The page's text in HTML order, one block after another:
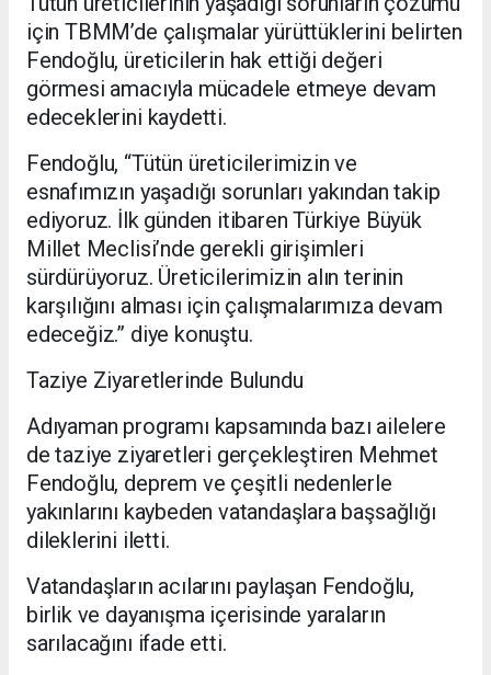
için TBMM’de çalışmalar yürüttüklerini belirten
Fendoğlu, üreticilerin hak ettiği değeri
görmesi amacıyla mücadele etmeye devam
edeceklerini kaydetti.
Fendoğlu, “Tütün üreticilerimizin ve
esnafımızın yaşadığı sorunları yakından takip
ediyoruz. İlk günden itibaren Türkiye Büyük
Millet Meclisi’nde gerekli girişimleri
sürdürüyoruz. Üreticilerimizin alın terinin
karşılığını alması için çalışmalarımıza devam
edeceğiz.” diye konuştu.
Taziye Ziyaretlerinde Bulundu
Adıyaman programı kapsamında bazı ailelere
de taziye ziyaretleri gerçekleştiren Mehmet
Fendoğlu, deprem ve çeşitli nedenlerle
yakınlarını kaybeden vatandaşlara başsağlığı
dileklerini iletti.
Vatandaşların acılarını paylaşan Fendoğlu,
birlik ve dayanışma içerisinde yaraların
sarılacağını ifade etti.